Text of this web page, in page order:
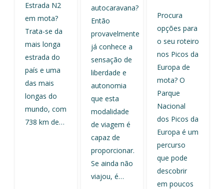
Estrada N2
em mota?
Trata-se da
mais longa
estrada do
país e uma
das mais
longas do
mundo, com
738 km de…
autocaravana?
Então
provavelmente
já conhece a
sensação de
liberdade e
autonomia
que esta
modalidade
de viagem é
capaz de
proporcionar.
Se ainda não
viajou, é…
Procura
opções para
o seu roteiro
nos Picos da
Europa de
mota? O
Parque
Nacional
dos Picos da
Europa é um
percurso
que pode
descobrir
em poucos